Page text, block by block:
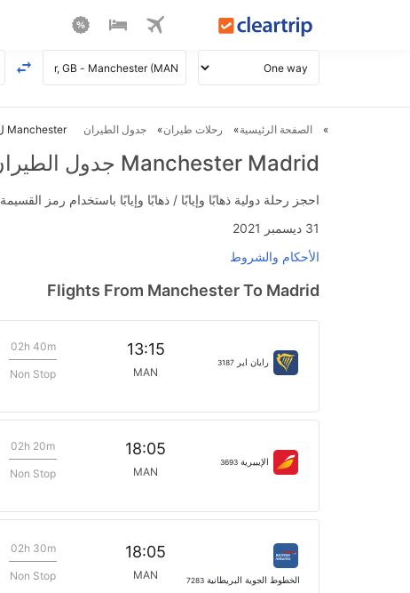
الصفحة الرئيسية رحلات طيران جدول الطيران Manchester ل Madrid طيران
Manchester Madrid جدول الطيران
احجز رحلة دولية ذهابًا وإيابًا / ذهابًا وإيابًا باستخدام رمز القسيمة FLIGHTS واحصل على استرداد نقدي فوري يصل إلى AED 700.
31 ديسمبر 2021
الأحكام والشروط
Flights From Manchester To Madrid
رايان اير 3187
13:15
MAN
02h 40m
Non Stop
الإيبيرية 3693
18:05
MAN
02h 20m
Non Stop
الخطوط الجوية البريطانية 7283
18:05
MAN
02h 30m
Non Stop